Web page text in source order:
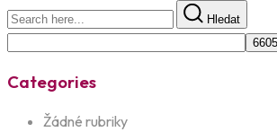
Hledat
Categories
Žádné rubriky